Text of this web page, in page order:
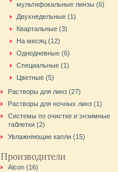
мультифокальные линзы (6)
Двухнедельные (1)
Квартальные (3)
На месяц (12)
Однодневные (6)
Специальные (1)
Цветные (5)
Растворы для линз (27)
Растворы для ночных линз (1)
Системы по очистке и энзимные
таблетки (2)
Увлажняющие капли (15)
Производители
Alcon (16)